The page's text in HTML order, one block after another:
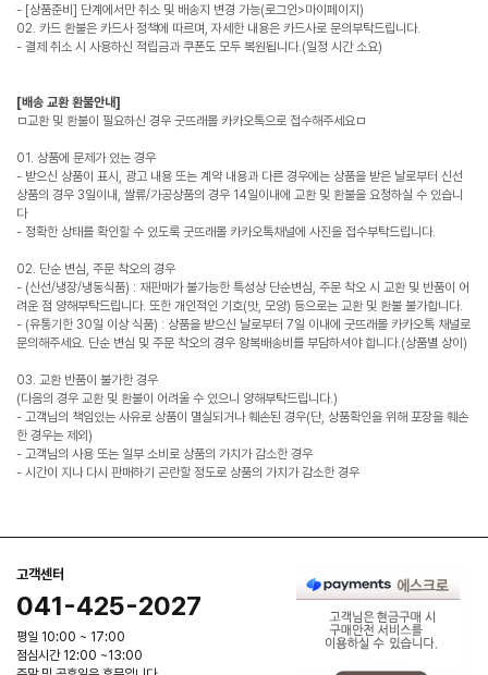
- [상품준비] 단계에서만 취소 및 배송지 변경 가능(로그인>마이페이지)
02. 카드 환불은 카드사 정책에 따르며, 자세한 내용은 카드사로 문의부탁드립니다.
- 결제 취소 시 사용하신 적립금과 쿠폰도 모두 복원됩니다.(일정 시간 소요)
[배송 교환 환불안내]
ㅁ교환 및 환불이 필요하신 경우 굿뜨래몰 카카오톡으로 접수해주세요ㅁ
01. 상품에 문제가 있는 경우
- 받으신 상품이 표시, 광고 내용 또는 계약 내용과 다른 경우에는 상품을 받은 날로부터 신선
상품의 경우 3일이내, 쌀류/가공상품의 경우 14일이내에 교환 및 환불을 요청하실 수 있습니
다
- 정확한 상태를 확인할 수 있도록 굿뜨래몰 카카오톡채널에 사진을 접수부탁드립니다.
02. 단순 변심, 주문 착오의 경우
- (신선/냉장/냉동식품) : 재판매가 불가능한 특성상 단순변심, 주문 착오 시 교환 및 반품이 어
려운 점 양해부탁드립니다. 또한 개인적인 기호(맛, 모양) 등으로는 교환 및 환불 불가합니다.
- (유통기한 30일 이상 식품) : 상품을 받으신 날로부터 7일 이내에 굿뜨래몰 카카오톡 채널로
문의해주세요. 단순 변심 및 주문 착오의 경우 왕복배송비를 부담하셔야 합니다.(상품별 상이)
03. 교환 반품이 불가한 경우
(다음의 경우 교환 및 환불이 어려울 수 있으니 양해부탁드립니다.)
- 고객님의 책임있는 사유로 상품이 멸실되거나 훼손된 경우(단, 상품확인을 위해 포장을 훼손
한 경우는 제외)
- 고객님의 사용 또는 일부 소비로 상품의 가치가 감소한 경우
- 시간이 지나 다시 판매하기 곤란할 정도로 상품의 가치가 감소한 경우
고객센터
041-425-2027
평일 10:00 ~ 17:00
점심시간 12:00 ~13:00